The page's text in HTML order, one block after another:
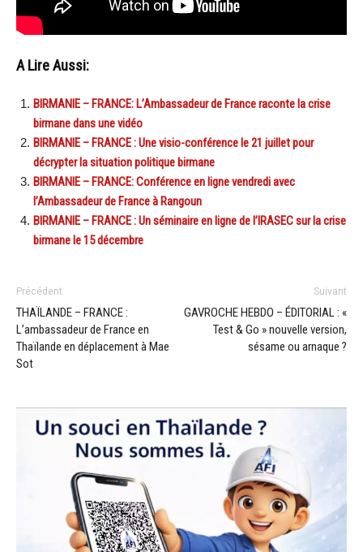
A Lire Aussi:
BIRMANIE – FRANCE: L’Ambassadeur de France raconte la crise
birmane dans une vidéo
BIRMANIE – FRANCE : Une visio-conférence le 21 juillet pour
décrypter la situation politique birmane
BIRMANIE – FRANCE: Conférence en ligne vendredi avec
l’Ambassadeur de France à Rangoun
BIRMANIE – FRANCE : Un séminaire en ligne de l’IRASEC sur la crise
birmane le 15 décembre
Précédent
THAÏLANDE – FRANCE :
L’ambassadeur de France en
Thaïlande en déplacement à Mae
Sot
Suivant
GAVROCHE HEBDO – ÉDITORIAL : «
Test & Go » nouvelle version,
sésame ou arnaque ?